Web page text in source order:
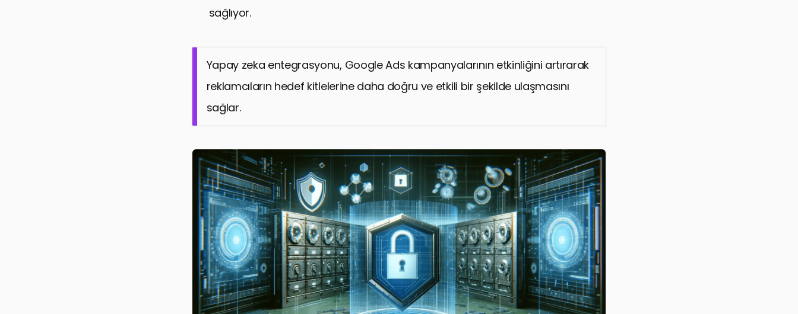
sağlıyor.
Yapay zeka entegrasyonu, Google Ads kampanyalarının etkinliğini artırarak
reklamcıların hedef kitlelerine daha doğru ve etkili bir şekilde ulaşmasını
sağlar.